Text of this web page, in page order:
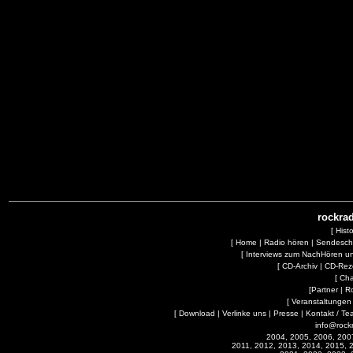
[
[ Home | Radio hören |
[ Interviews zum NachHören
[ CD-Archiv| CD-
[
[Partner|
[ Veranstaltungen
[ Download | Verlinke uns | Presse | Kontakt /
2004, 2005, 2006,
2011, 2012, 2013, 2014, 2015,